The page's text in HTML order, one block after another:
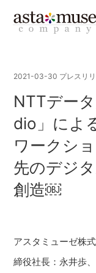
2021-03-30 プレスリ
NTTデー
dio」によ
ワークシ
先のデジ
創造￼
アスタミューゼ株
締役社長：永井歩